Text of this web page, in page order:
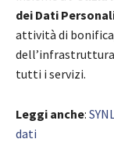
dei Dati
attività di
tutti i servizi.
Leggi anche:
dati